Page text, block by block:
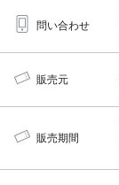
問い合わせ
販売元
販売期間